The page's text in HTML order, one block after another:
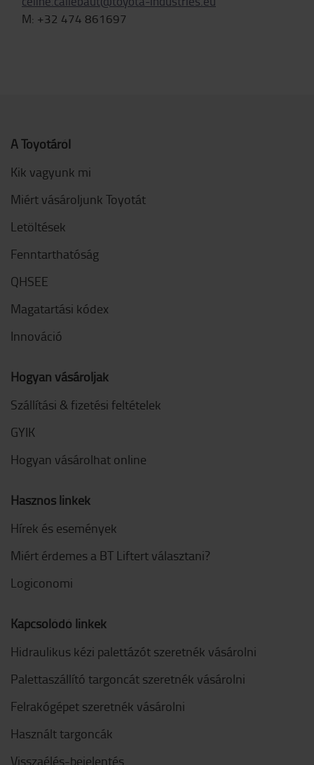
M: +32 474 861697
A Toyotáról
Kik vagyunk mi
Miért vásároljunk Toyotát
Letöltések
Fenntarthatóság
QHSEE
Magatartási kódex
Innováció
Hogyan vásároljak
Szállítási & fizetési feltételek
GYIK
Hogyan vásárolhat online
Hasznos linkek
Hírek és események
Miért érdemes a BT Liftert választani?
Logiconomi
Kapcsolódó linkek
Hidraulikus kézi palettázót szeretnék vásárolni
Palettaszállító targoncát szeretnék vásárolni
Felrakógépet szeretnék vásárolni
Használt targoncák
Visszaélés-bejelentés